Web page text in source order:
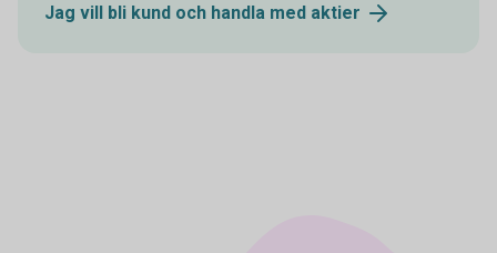
Jag vill bli kund och handla med aktier